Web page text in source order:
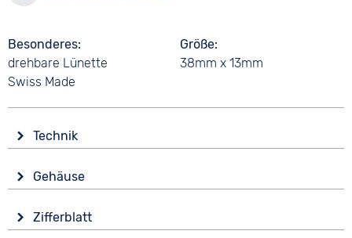
Besonderes
drehbare Lünette
Swiss Made
Größe
38mm x 13mm
Technik
Batterie (Quarz)
Funktionen
Datumsanzeige
Gehäuse
Saphirglas
Zifferblatt